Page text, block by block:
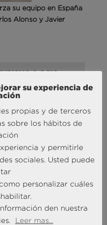
su equipo en España
Alonso y Javier
& OCIO
su experiencia de
propias y de terceros
sobre los hábitos de
y permitirle
sociales. Usted puede
personalizar cuáles
den nuestra
Leer mas...